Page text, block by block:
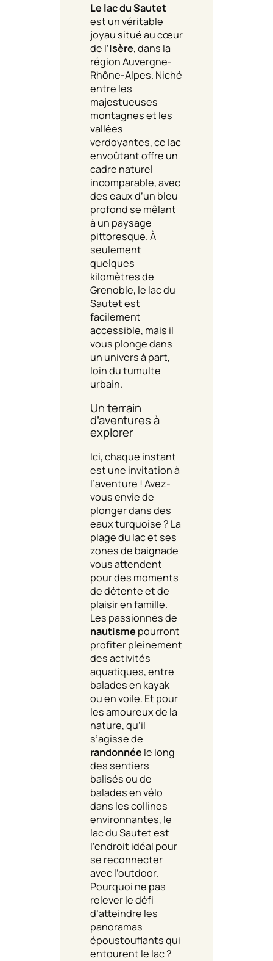
Le lac du Sautet
est un véritable
joyau situé au cœur
de l’Isère, dans la
région Auvergne-
Rhône-Alpes. Niché
entre les
majestueuses
montagnes et les
vallées
verdoyantes, ce lac
envoûtant offre un
cadre naturel
incomparable, avec
des eaux d’un bleu
profond se mêlant
à un paysage
pittoresque. À
seulement
quelques
kilomètres de
Grenoble, le lac du
Sautet est
facilement
accessible, mais il
vous plonge dans
un univers à part,
loin du tumulte
urbain.
Un terrain
d’aventures à
explorer
Ici, chaque instant
est une invitation à
l’aventure ! Avez-
vous envie de
plonger dans des
eaux turquoise ? La
plage du lac et ses
zones de baignade
vous attendent
pour des moments
de détente et de
plaisir en famille.
Les passionnés de
nautisme pourront
profiter pleinement
des activités
aquatiques, entre
balades en kayak
ou en voile. Et pour
les amoureux de la
nature, qu’il
s’agisse de
randonnée le long
des sentiers
balisés ou de
balades en vélo
dans les collines
environnantes, le
lac du Sautet est
l’endroit idéal pour
se reconnecter
avec l’outdoor.
Pourquoi ne pas
relever le défi
d’atteindre les
panoramas
époustouflants qui
entourent le lac ?